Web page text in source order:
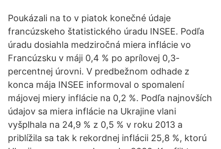
Poukázali na to v piatok konečné údaje
francúzskeho štatistického úradu INSEE. Podľa
úradu dosiahla medziročná miera inflácie vo
Francúzsku v máji 0,4 % po aprílovej 0,3-
percentnej úrovni. V predbežnom odhade z
konca mája INSEE informoval o spomalení
májovej miery inflácie na 0,2 %. Podľa najnovších
údajov sa miera inflácie na Ukrajine vlani
vyšplhala na 24,9 % z 0,5 % v roku 2013 a
priblížila sa tak k rekordnej inflácii 25,8 %, ktorú